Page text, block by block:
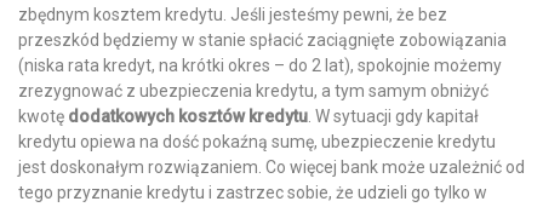
zbędnym kosztem kredytu. Jeśli jesteśmy pewni, że bez
przeszkód będziemy w stanie spłacić zaciągnięte zobowiązania
(niska rata kredyt, na krótki okres – do 2 lat), spokojnie możemy
zrezygnować z ubezpieczenia kredytu, a tym samym obniżyć
kwotę dodatkowych kosztów kredytu . W sytuacji gdy kapitał
kredytu opiewa na dość pokaźną sumę, ubezpieczenie kredytu
jest doskonałym rozwiązaniem. Co więcej bank może uzależnić od
tego przyznanie kredytu i zastrzec sobie, że udzieli go tylko w